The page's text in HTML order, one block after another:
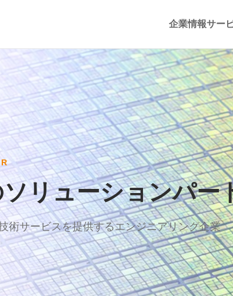
企業情報サー
リューションパー
術サービスを提供するエンジニアリング企業